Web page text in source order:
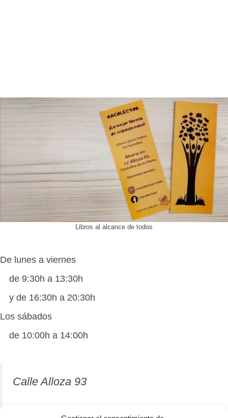
Libros al alcance de todos
De lunes a viernes
de 9:30h a 13:30h
y de 16:30h a 20:30h
Los sábados
de 10:00h a 14:00h
Calle Alloza 93